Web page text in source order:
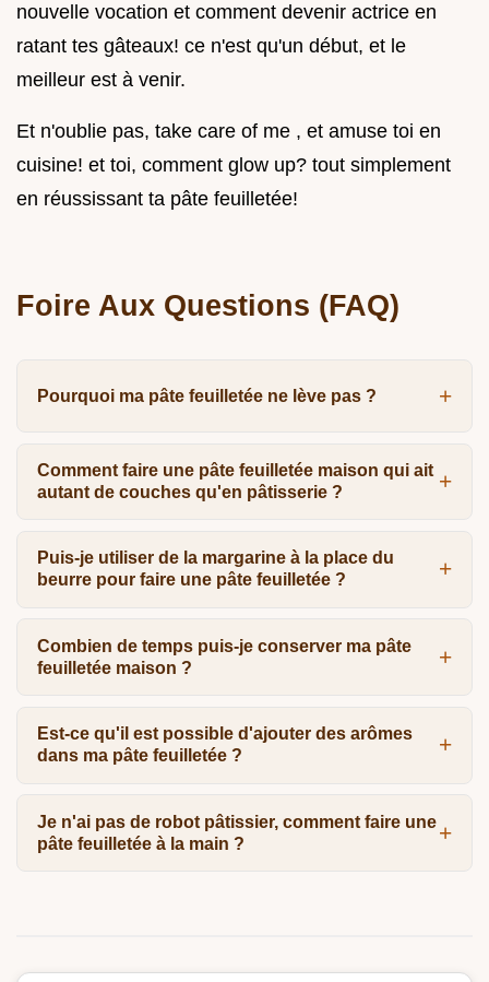
nouvelle vocation et comment devenir actrice en
ratant tes gâteaux! ce n'est qu'un début, et le
meilleur est à venir.
Et n'oublie pas, take care of me , et amuse toi en
cuisine! et toi, comment glow up? tout simplement
en réussissant ta pâte feuilletée!
Foire Aux Questions (FAQ)
Pourquoi ma pâte feuilletée ne lève pas ?
Comment faire une pâte feuilletée maison qui ait
autant de couches qu'en pâtisserie ?
Puis-je utiliser de la margarine à la place du
beurre pour faire une pâte feuilletée ?
Combien de temps puis-je conserver ma pâte
feuilletée maison ?
Est-ce qu'il est possible d'ajouter des arômes
dans ma pâte feuilletée ?
Je n'ai pas de robot pâtissier, comment faire une
pâte feuilletée à la main ?